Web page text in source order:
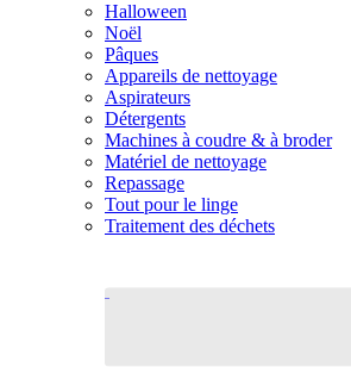
Halloween
Noël
Pâques
Appareils de nettoyage
Aspirateurs
Détergents
Machines à coudre & à broder
Matériel de nettoyage
Repassage
Tout pour le linge
Traitement des déchets